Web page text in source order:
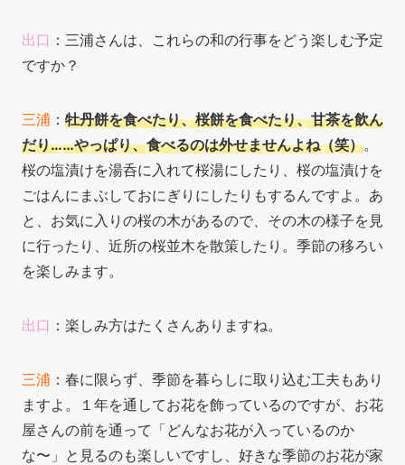
出口 ：三浦さんは、これらの和の行事をどう楽しむ予定
ですか？
三浦 ： 牡丹餅を食べたり、桜餅を食べたり、甘茶を飲ん
だり……やっぱり、食べるのは外せませんよね（笑）。
桜の塩漬けを湯呑に入れて桜湯にしたり、桜の塩漬けを
ごはんにまぶしておにぎりにしたりもするんですよ。あ
と、お気に入りの桜の木があるので、その木の様子を見
に行ったり、近所の桜並木を散策したり。季節の移ろい
を楽しみます。
出口 ：楽しみ方はたくさんありますね。
三浦 ：春に限らず、季節を暮らしに取り込む工夫もあり
ますよ。１年を通してお花を飾っているのですが、お花
屋さんの前を通って「どんなお花が入っているのか
な〜」と見るのも楽しいですし、好きな季節のお花が家